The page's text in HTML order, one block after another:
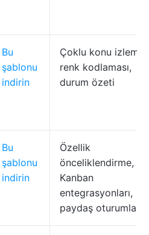
Bu
şablonu
indirin
Çoklu konu izleme,
renk kodlaması,
durum özeti
Bu
şablonu
indirin
Özellik
önceliklendirme,
Kanban
entegrasyonları,
paydaş oturumları